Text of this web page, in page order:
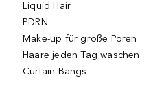
Liquid Hair
PDRN
Make-up für große Poren
Haare jeden Tag waschen
Curtain Bangs